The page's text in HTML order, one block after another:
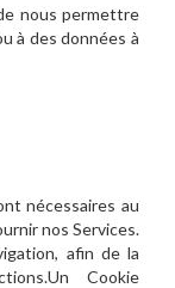
nous permettre
à des données à
nécessaires au
nos Services.
afin de la
Cookie